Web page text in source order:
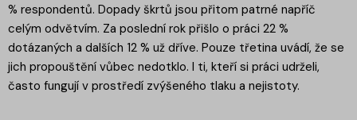
% respondentů. Dopady škrtů jsou přitom patrné napříč
celým odvětvím. Za poslední rok přišlo o práci 22 %
dotázaných a dalších 12 % už dříve. Pouze třetina uvádí, že se
jich propouštění vůbec nedotklo. I ti, kteří si práci udrželi,
často fungují v prostředí zvýšeného tlaku a nejistoty.